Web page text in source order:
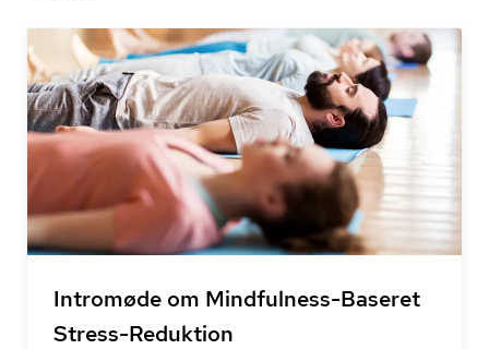
Intromøde om Mindfulness-Baseret
Stress-Reduktion